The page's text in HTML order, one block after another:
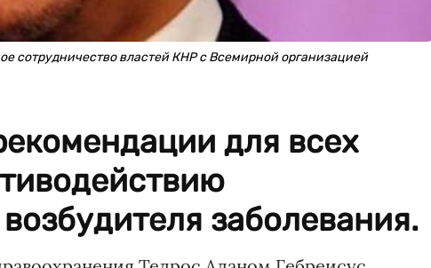
сотрудничество властей КНР с Всемирной организацией
для всех
заболевания.